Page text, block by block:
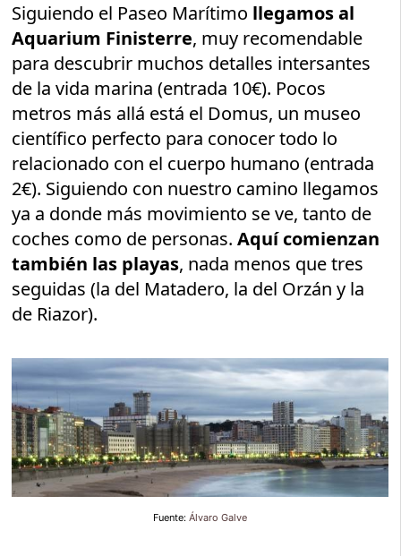
Siguiendo el Paseo Marítimo llegamos al
Aquarium Finisterre, muy recomendable
para descubrir muchos detalles intersantes
de la vida marina (entrada 10€). Pocos
metros más allá está el Domus, un museo
científico perfecto para conocer todo lo
relacionado con el cuerpo humano (entrada
2€). Siguiendo con nuestro camino llegamos
ya a donde más movimiento se ve, tanto de
coches como de personas.Aquí comienzan
también las playas, nada menos que tres
seguidas (la del Matadero, la del Orzán y la
de Riazor).
Fuente: Álvaro Galve